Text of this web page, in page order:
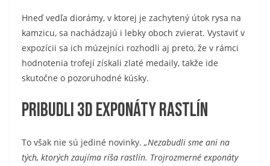
Hneď vedľa diorámy, v ktorej je zachytený útok rysa na
kamzicu, sa nachádzajú i lebky oboch zvierat. Vystaviť v
expozícii sa ich múzejníci rozhodli aj preto, že v rámci
hodnotenia trofejí získali zlaté medaily, takže ide
skutočne o pozoruhodné kúsky.
Pribudli 3D exponáty rastlín
To však nie sú jediné novinky. „Nezabudli sme ani na
tých, ktorých zaujíma ríša rastlín. Trojrozmerné exponáty